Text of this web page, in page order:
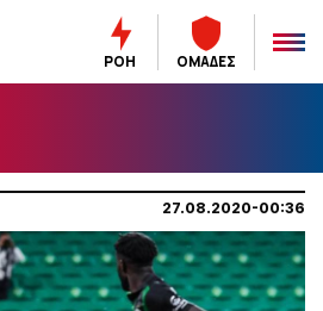
ΡΟΗ ΟΜΑΔΕΣ
27.08.2020-00:36